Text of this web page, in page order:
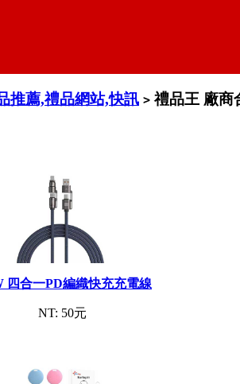
推薦,禮品網站,快訊 > 禮品王 廠商
四合一PD編織快充充電線
NT: 50元